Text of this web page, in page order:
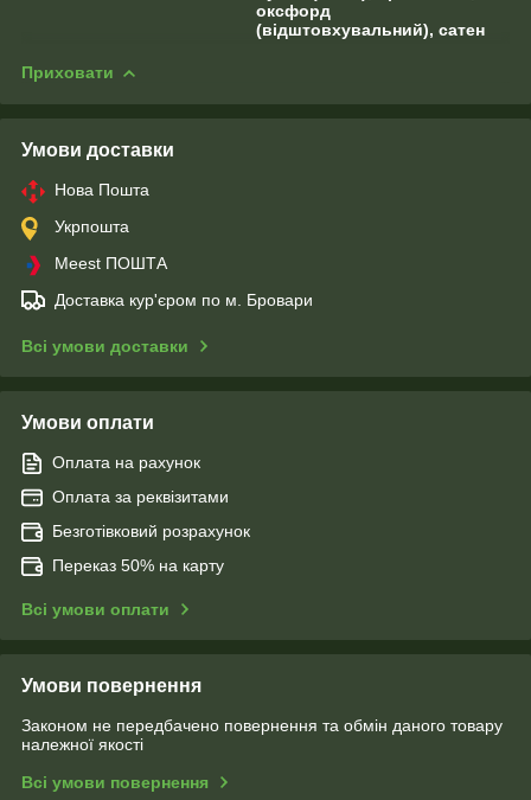
оксфорд
(відштовхувальний), сатен
Приховати
Умови доставки
Нова Пошта
Укрпошта
Meest ПОШТА
Доставка кур'єром по м. Бровари
Всі умови доставки
Умови оплати
Оплата на рахунок
Оплата за реквізитами
Безготівковий розрахунок
Переказ 50% на карту
Всі умови оплати
Умови повернення
Законом не передбачено повернення та обмін даного товару
належної якості
Всі умови повернення